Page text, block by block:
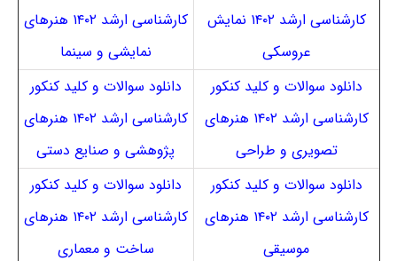
کارشناسی ارشد ۱۴۰۲ نمایش
عروسکی
کارشناسی ارشد ۱۴۰۲ هنرهای
نمایشی و سینما
دانلود سوالات و کلید کنکور
کارشناسی ارشد ۱۴۰۲ هنرهای
تصویری و طراحی
دانلود سوالات و کلید کنکور
کارشناسی ارشد ۱۴۰۲ هنرهای
پژوهشی و صنایع دستی
دانلود سوالات و کلید کنکور
کارشناسی ارشد ۱۴۰۲ هنرهای
موسیقی
دانلود سوالات و کلید کنکور
کارشناسی ارشد ۱۴۰۲ هنرهای
ساخت و معماری